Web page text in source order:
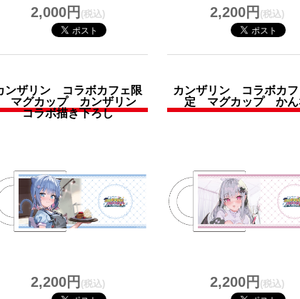
2,000円 (税込) 2,200円 (税込)
ンザリン コラボカフェ限
マグカップ カンザリン
コラボ描き下ろし
2,200円 (税込)
カンザリン コラボカフ
定 マグカップ かん
2,200円 (税込)